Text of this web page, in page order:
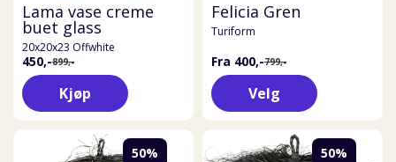
Lama vase creme
buet glass
20x20x23 Offwhite
450,-899,-
Kjøp
Felicia Gren
Turiform
Fra 400,-799,-
Velg
50% 50%